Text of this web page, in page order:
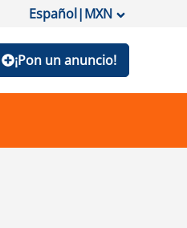
Español|MXN
¡Pon un anuncio!